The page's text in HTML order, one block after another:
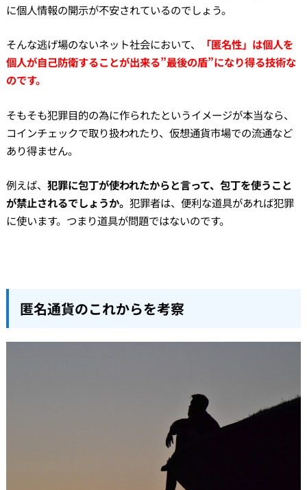
に個人情報の開示が不安されているのでしょう。
そんな逃げ場のないネット社会において、
「匿名性」は個人を
個人が自己防衛することが出来る”最後の盾”になり得る技術な
のです。
そもそも犯罪目的の為に作られたというイメージが本当なら、
コインチェックで取り扱われたり、仮想通貨市場での流通など
あり得ません。
例えば、 犯罪に包丁が使われたからと言って、包丁を使うこと
が禁止されるでしょうか。 犯罪者は、便利な道具があれば犯罪
に使います。つまり道具が問題ではないのです。
匿名通貨のこれからを考察